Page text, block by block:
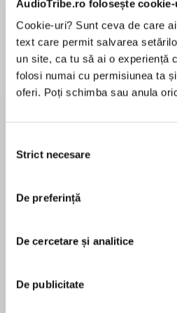
AudioTribe.ro folosește
Cookie-uri? Sunt ceva de care
text care permit salvarea
un site, ca tu să ai o experiență
folosi numai cu permisiunea ta
oferi. Poți schimba sau anula
consimțământului
Strict necesare
De preferință
De cercetare și analitice
De publicitate
Desprecarte
Collins brings the Queen of
Christie, to English
Agatha Christie is the most
author of all time and in
novels for English
language targeted at
Poirot is supposed to be on
pentru această carte
Agatha Christie is known